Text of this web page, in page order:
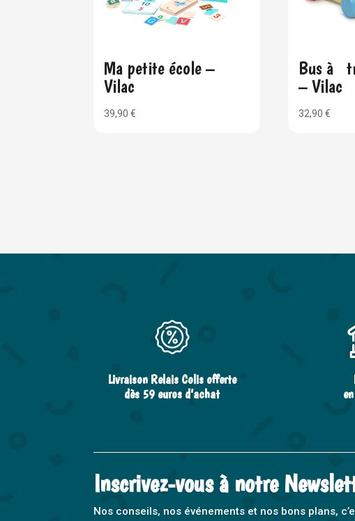
Ma petite école –
Vilac
39,90€
Bus à
– Vilac
32,90€
Livraison Relais Colis offerte
dès 59 euros d’achat
Inscrivez-vous à notre
Nos conseils, nos événements et nos bons plans,